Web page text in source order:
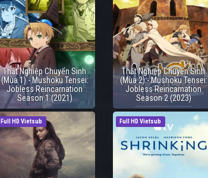
Thất Nghiệp Chuyển Sinh
(Mùa 1) - Mushoku Tensei:
Jobless Reincarnation
Season 1 (2021)
Thất Nghiệp Chuyển Sinh
(Mùa 2) - Mushoku Tensei:
Jobless Reincarnation
Season 2 (2023)
Full HD Vietsub Full HD Vietsub